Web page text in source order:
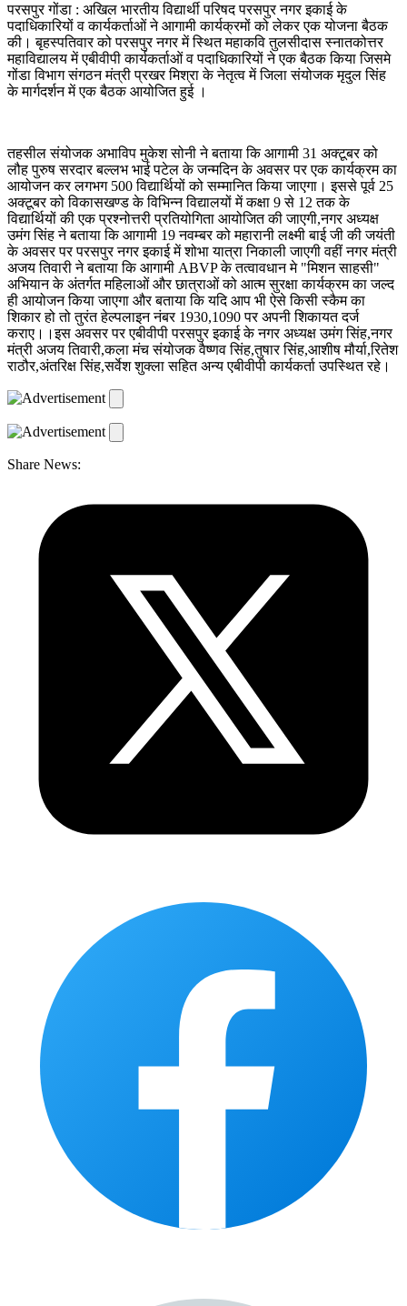
परसपुर गोंडा : अखिल भारतीय विद्यार्थी परिषद परसपुर नगर इकाई के
पदाधिकारियों व कार्यकर्ताओं ने आगामी कार्यक्रमों को लेकर एक योजना बैठक
की। बृहस्पतिवार को परसपुर नगर में स्थित महाकवि तुलसीदास स्नातकोत्तर
महाविद्यालय में एबीवीपी कार्यकर्ताओं व पदाधिकारियों ने एक बैठक किया जिसमे
गोंडा विभाग संगठन मंत्री प्रखर मिश्रा के नेतृत्व में जिला संयोजक मृदुल सिंह
के मार्गदर्शन में एक बैठक आयोजित हुई ।
तहसील संयोजक अभाविप मुकेश सोनी ने बताया कि आगामी 31 अक्टूबर को
लौह पुरुष सरदार बल्लभ भाई पटेल के जन्मदिन के अवसर पर एक कार्यक्रम का
आयोजन कर लगभग 500 विद्यार्थियों को सम्मानित किया जाएगा। इससे पूर्व 25
अक्टूबर को विकासखण्ड के विभिन्न विद्यालयों में कक्षा 9 से 12 तक के
विद्यार्थियों की एक प्रश्नोत्तरी प्रतियोगिता आयोजित की जाएगी,नगर अध्यक्ष
उमंग सिंह ने बताया कि आगामी 19 नवम्बर को महारानी लक्ष्मी बाई जी की जयंती
के अवसर पर परसपुर नगर इकाई में शोभा यात्रा निकाली जाएगी वहीं नगर मंत्री
अजय तिवारी ने बताया कि आगामी ABVP के तत्वावधान मे "मिशन साहसी"
अभियान के अंतर्गत महिलाओं और छात्राओं को आत्म सुरक्षा कार्यक्रम का जल्द
ही आयोजन किया जाएगा और बताया कि यदि आप भी ऐसे किसी स्कैम का
शिकार हो तो तुरंत हेल्पलाइन नंबर 1930,1090 पर अपनी शिकायत दर्ज
कराए।।इस अवसर पर एबीवीपी परसपुर इकाई के नगर अध्यक्ष उमंग सिंह,नगर
मंत्री अजय तिवारी,कला मंच संयोजक वैष्णव सिंह,तुषार सिंह,आशीष मौर्या,रितेश
राठौर,अंतरिक्ष सिंह,सर्वेश शुक्ला सहित अन्य एबीवीपी कार्यकर्ता उपस्थित रहे।
Share News: